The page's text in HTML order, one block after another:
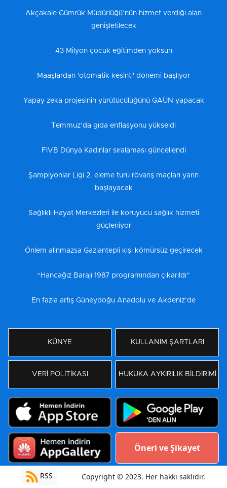
Akçakale Gümrük Müdürlüğü’nün hizmet verdiği alan
genişletilecek
43 Milyon çocuk eğitimden yoksun
Maaşlardan 'otomatik kesinti' dönemi başlıyor
Yapay zeka projesinin yürütücülüğünü GAÜN yapacak
Temmuz’da gıda enflasyonu yükseldi
FIVB Dünya Kadınlar sıralaması güncellendi
Şampiyonlar Ligi 2. eleme turu rövanş maçları yarın
başlayacak
Sağlıklı Hayat Merkezleri ile koruyucu sağlık hizmeti
güçleniyor
Önlem alınmazsa Gaziantepli kışı kömürsüz geçirecek
“Hancağız Barajı 1987 programından çıkarıldı”
En fazla artış Güneydoğu Anadolu ve Akdeniz’de
KÜNYE KULLANIM ŞARTLARI
VERİ POLİTİKASI HUKUKA AYKIRILIK BİLDİRİMİ
Öneri ve Şikayet
RSS Copyright © 2023. Her hakkı saklıdır.